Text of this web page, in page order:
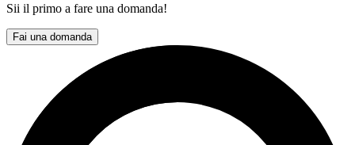
Sii il primo a fare una domanda!
Fai una domanda